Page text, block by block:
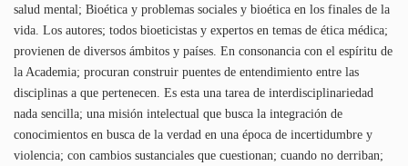
salud mental; Bioética y problemas sociales y bioética en los finales de la
vida. Los autores; todos bioeticistas y expertos en temas de ética médica;
provienen de diversos ámbitos y países. En consonancia con el espíritu de
la Academia; procuran construir puentes de entendimiento entre las
disciplinas a que pertenecen. Es esta una tarea de interdisciplinariedad
nada sencilla; una misión intelectual que busca la integración de
conocimientos en busca de la verdad en una época de incertidumbre y
violencia; con cambios sustanciales que cuestionan; cuando no derriban;